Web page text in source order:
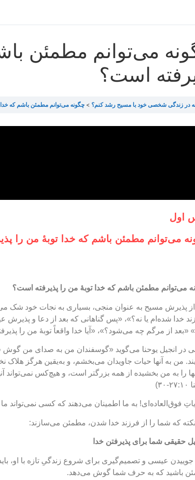
می‌توانم مطمئن
است؟
در زندگی شخصی خود با مسیح رشد کنم؟ چگونه می‌توانم مطمئن باشم که
اول
می‌توانم مطمئن باشم که خدا توبهٔ من را
می‌توانم مطمئن باشم که خدا توبهٔ من را پذیرفته است؟
پذیرش مسیح به عنوان منجی، بسیاری به نجات خود شک
خدا شده‌ام یا نه؟»، «پس گناهانی که بعد از دعا و
«بعد از مرگم چه می‌شود؟»، «آیا خدا واقعاً توبهٔ من را
در انجیل یوحنا می‌گوید «گوسفندان من به صدای من گوش
من به آنها حیات جاویدان می‌بخشم، و به‌یقین هرگز هلاک
را به من بخشیده از همه بزرگتر است، و هیچ‌کس نمی‌تواند
فوق‌العاده‌ای! به ما اطمینان می‌دهند که کسی نمی‌تواند
که شما را از فرزند خدا شدن، مطمئن می‌سازند:
عیسی و تصمیم‌گیری برای شروع زندگیِ تازه‌ با او،
باشید که به حرف شما گوش می‌دهد.